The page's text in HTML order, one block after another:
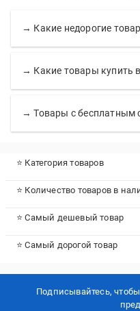
→ Какие недорогие
→ Какие товары купить
→ Товары с бесплатным
⭐ Категория товаров
⭐ Количество товаров в
⭐ Самый дешевый товар
⭐ Самый дорогой товар
Подписывайтесь,